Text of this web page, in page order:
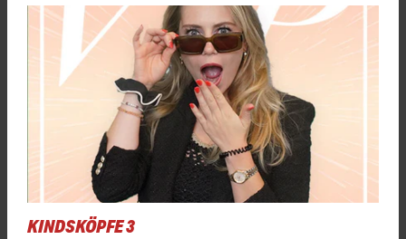
KINDSKÖPFE 3